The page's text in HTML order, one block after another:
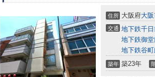
住所 大阪府大
交通 地下鉄千日
地下鉄御堂
地下鉄谷町
築年 築23年